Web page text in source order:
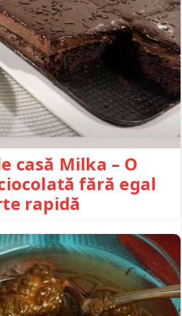
casă Milka – O
fără egal
rapidă